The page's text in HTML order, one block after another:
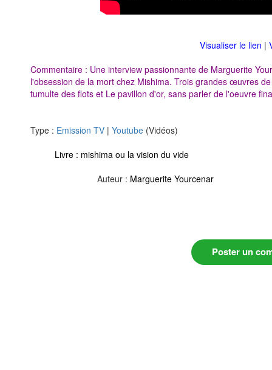
Visualiser le lien |
Commentaire : Une interview passionnante de Marguerite
l'obsession de la mort chez Mishima. Trois grandes œuvres
tumulte des flots et Le pavillon d'or, sans parler de l'oeuvre
Type : Emission TV | Youtube (Vidéos)
Livre : mishima ou la vision du vide
Auteur : Marguerite Yourcenar
Poster un